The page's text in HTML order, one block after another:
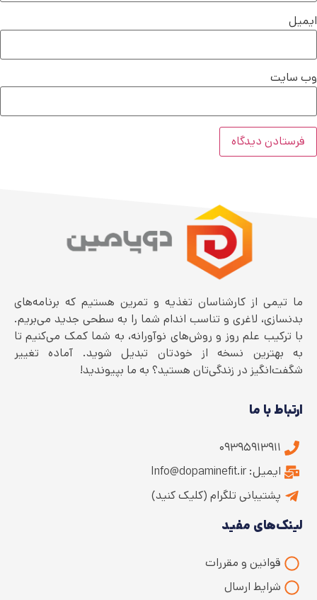
ایمیل
وب‌ سایت
ما تیمی از کارشناسان تغذیه و تمرین هستیم که برنامه‌های
بدنسازی، لاغری و تناسب اندام شما را به سطحی جدید می‌بریم.
با ترکیب علم روز و روش‌های نوآورانه، به شما کمک می‌کنیم تا
به بهترین نسخه از خودتان تبدیل شوید. آماده تغییر
شگفت‌انگیز در زندگی‌تان هستید؟ به ما بپیوندید!
ارتباط با ما
۰۹۳۹۵۹۱۳۹۱۱
ایمیل: Info@dopaminefit.ir
پشتیبانی تلگرام (کلیک کنید)
لینک‌های مفید
قوانین و مقررات
شرایط ارسال